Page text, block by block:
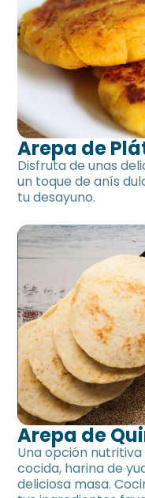
Arepa de
Disfruta de unas
un toque de anís
tu desayuno.
Arepa de
Una opción
cocida, harina de
deliciosa masa.